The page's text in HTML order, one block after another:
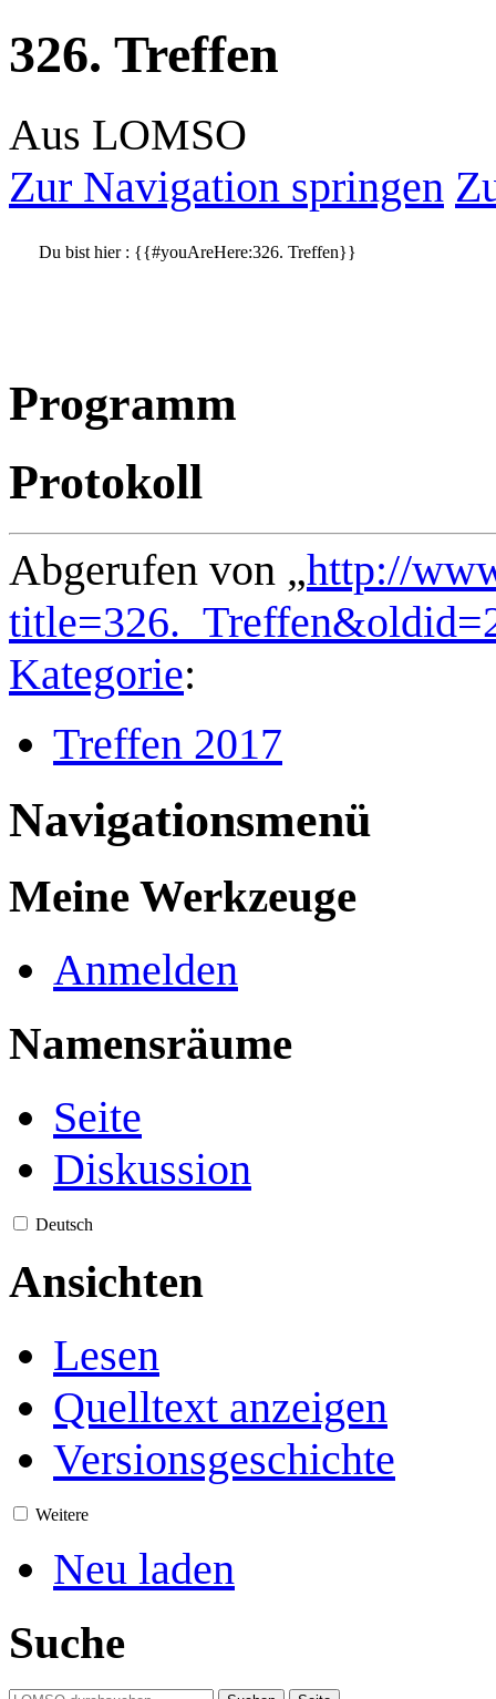
326. Treffen
Aus LOMSO
Zur Navigation springen
Du bist hier : {{#youAreHere:326. Treffen}}
Programm
Protokoll
Abgerufen von „http://
Kategorie:
Treffen 2017
Navigationsmenü
Meine Werkzeuge
Anmelden
Namensräume
Seite
Diskussion
Deutsch
Ansichten
Lesen
Quelltext anzeigen
Versionsgeschichte
Weitere
Neu laden
Suche